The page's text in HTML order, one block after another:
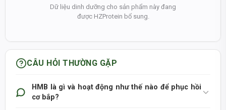
Dữ liệu dinh dưỡng cho sản phẩm này đang
được HZProtein bổ sung.
CÂU HỎI THƯỜNG GẶP
HMB là gì và hoạt động như thế nào để phục hồi
cơ bắp?